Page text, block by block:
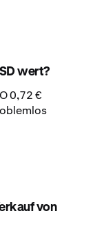
wert?
0,72 €
von